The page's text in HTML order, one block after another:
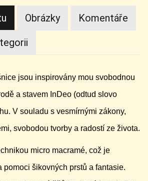
Obrázky Komentáře
jsou inspirovány mou svobodnou
a stavem InDeo (odtud slovo
V souladu s vesmírnými zákony,
svobodou tvorby a radostí ze života.
micro macramé, což je
pomoci šikovných prstů a fantasie.